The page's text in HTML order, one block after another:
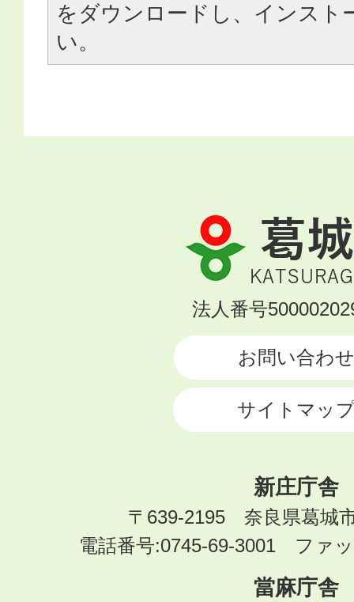
をダウンロードし、インスト
い。
葛
城
市
KATSURAGI
法人番号
お問い合わせ
サイトマッ
新庄庁舎
〒639-2195 奈良県葛城
電話番号:0745-69-3001 ファ
當麻庁舎